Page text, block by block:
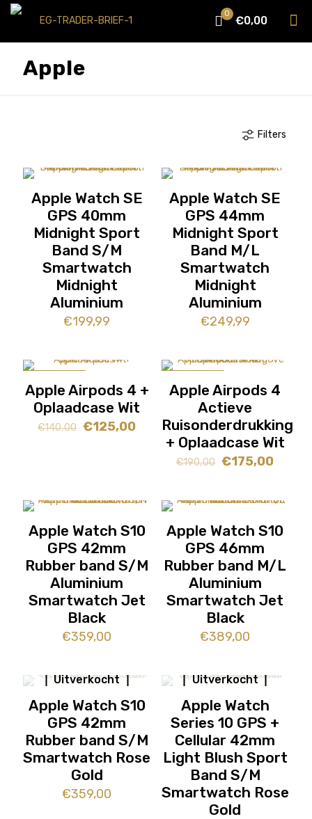
0
€0,00
Apple
Filters
Apple Watch SE
GPS 40mm
Midnight Sport
Band S/M
Smartwatch
Midnight
Aluminium
€199,99
Apple Watch SE
GPS 44mm
Midnight Sport
Band M/L
Smartwatch
Midnight
Aluminium
€249,99
Apple Airpods 4 +
Oplaadcase Wit
€140,00 Oorspronkelijke
€125,00Huidige
Apple Airpods 4
Actieve
Ruisonderdrukking
+ Oplaadcase Wit
€190,00 Oorspronkelijke
€175,00
Apple Watch S10
GPS 42mm
Rubber band S/M
Aluminium
Smartwatch Jet
Black
€359,00
Apple Watch S10
GPS 46mm
Rubber band M/L
Aluminium
Smartwatch Jet
Black
€389,00
Uitverkocht
Apple Watch S10
GPS 42mm
Rubber band S/M
Smartwatch Rose
Gold
€359,00
Uitverkocht
Apple Watch
Series 10 GPS +
Cellular 42mm
Light Blush Sport
Band S/M
Smartwatch Rose
Gold